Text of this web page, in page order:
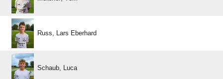
  
 